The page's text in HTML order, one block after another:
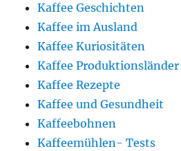
Kaffee Geschichten
Kaffee im Ausland
Kaffee Kuriositäten
Kaffee Produktionsländer
Kaffee Rezepte
Kaffee und Gesundheit
Kaffeebohnen
Kaffeemühlen- Tests